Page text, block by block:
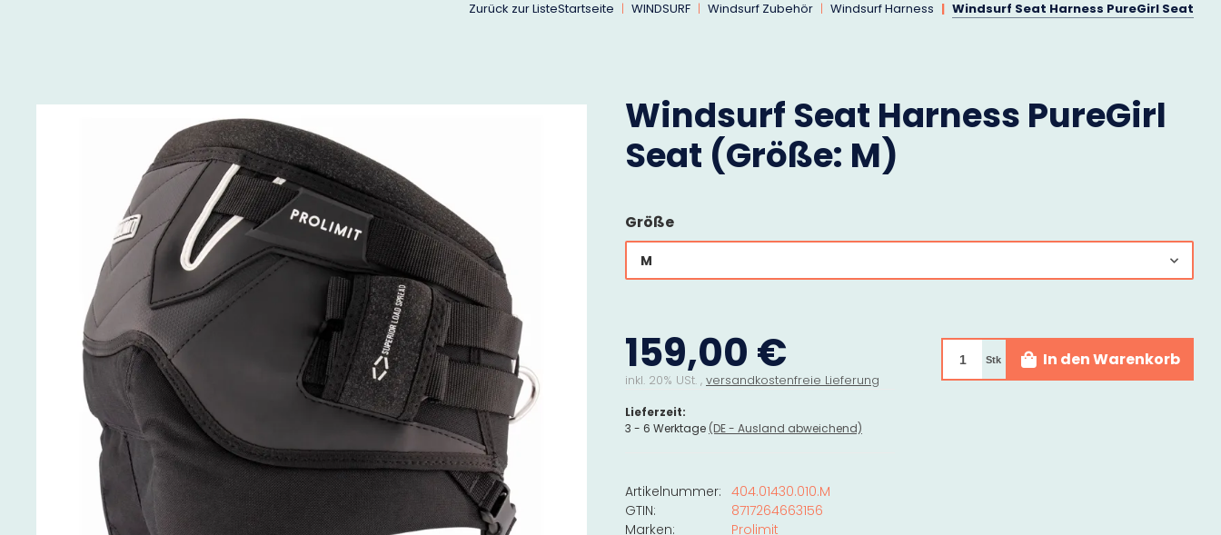
Zurück zur ListeStartseite WINDSURF Windsurf Zubehör Windsurf Harness Windsurf Seat Harness PureGirl Seat
Windsurf Seat Harness PureGirl
Seat (Größe: M)
Größe
M
159,00 €
inkl. 20% USt. , versandkostenfreie Lieferung
Lieferzeit:
3 - 6 Werktage (DE - Ausland abweichend)
Stk In den Warenkorb
Artikelnummer: 404.01430.010.M
GTIN:
8717264663156
Marken:
Prolimit